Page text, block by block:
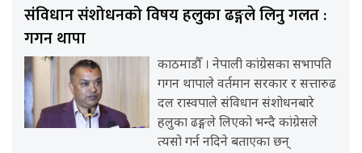
संविधान संशोधनको विषय हलुका ढङ्गले लिनु गलत :
गगन थापा
काठमाडौँ । नेपाली कांग्रेसका सभापति
गगन थापाले वर्तमान सरकार र सत्तारुढ
दल रास्वपाले संविधान संशोधनबारे
हलुका ढङ्गले लिएको भन्दै कांग्रेसले
त्यसो गर्न नदिने बताएका छन्